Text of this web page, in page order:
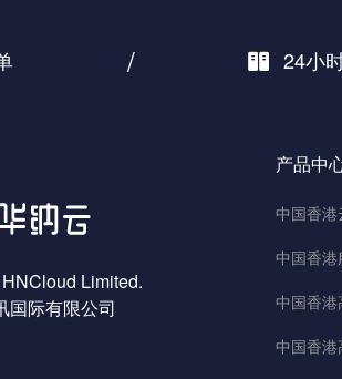
/ 24小
Limited.
国际有限公司
产品中
中国香港
中国香港
中国香港
中国香港